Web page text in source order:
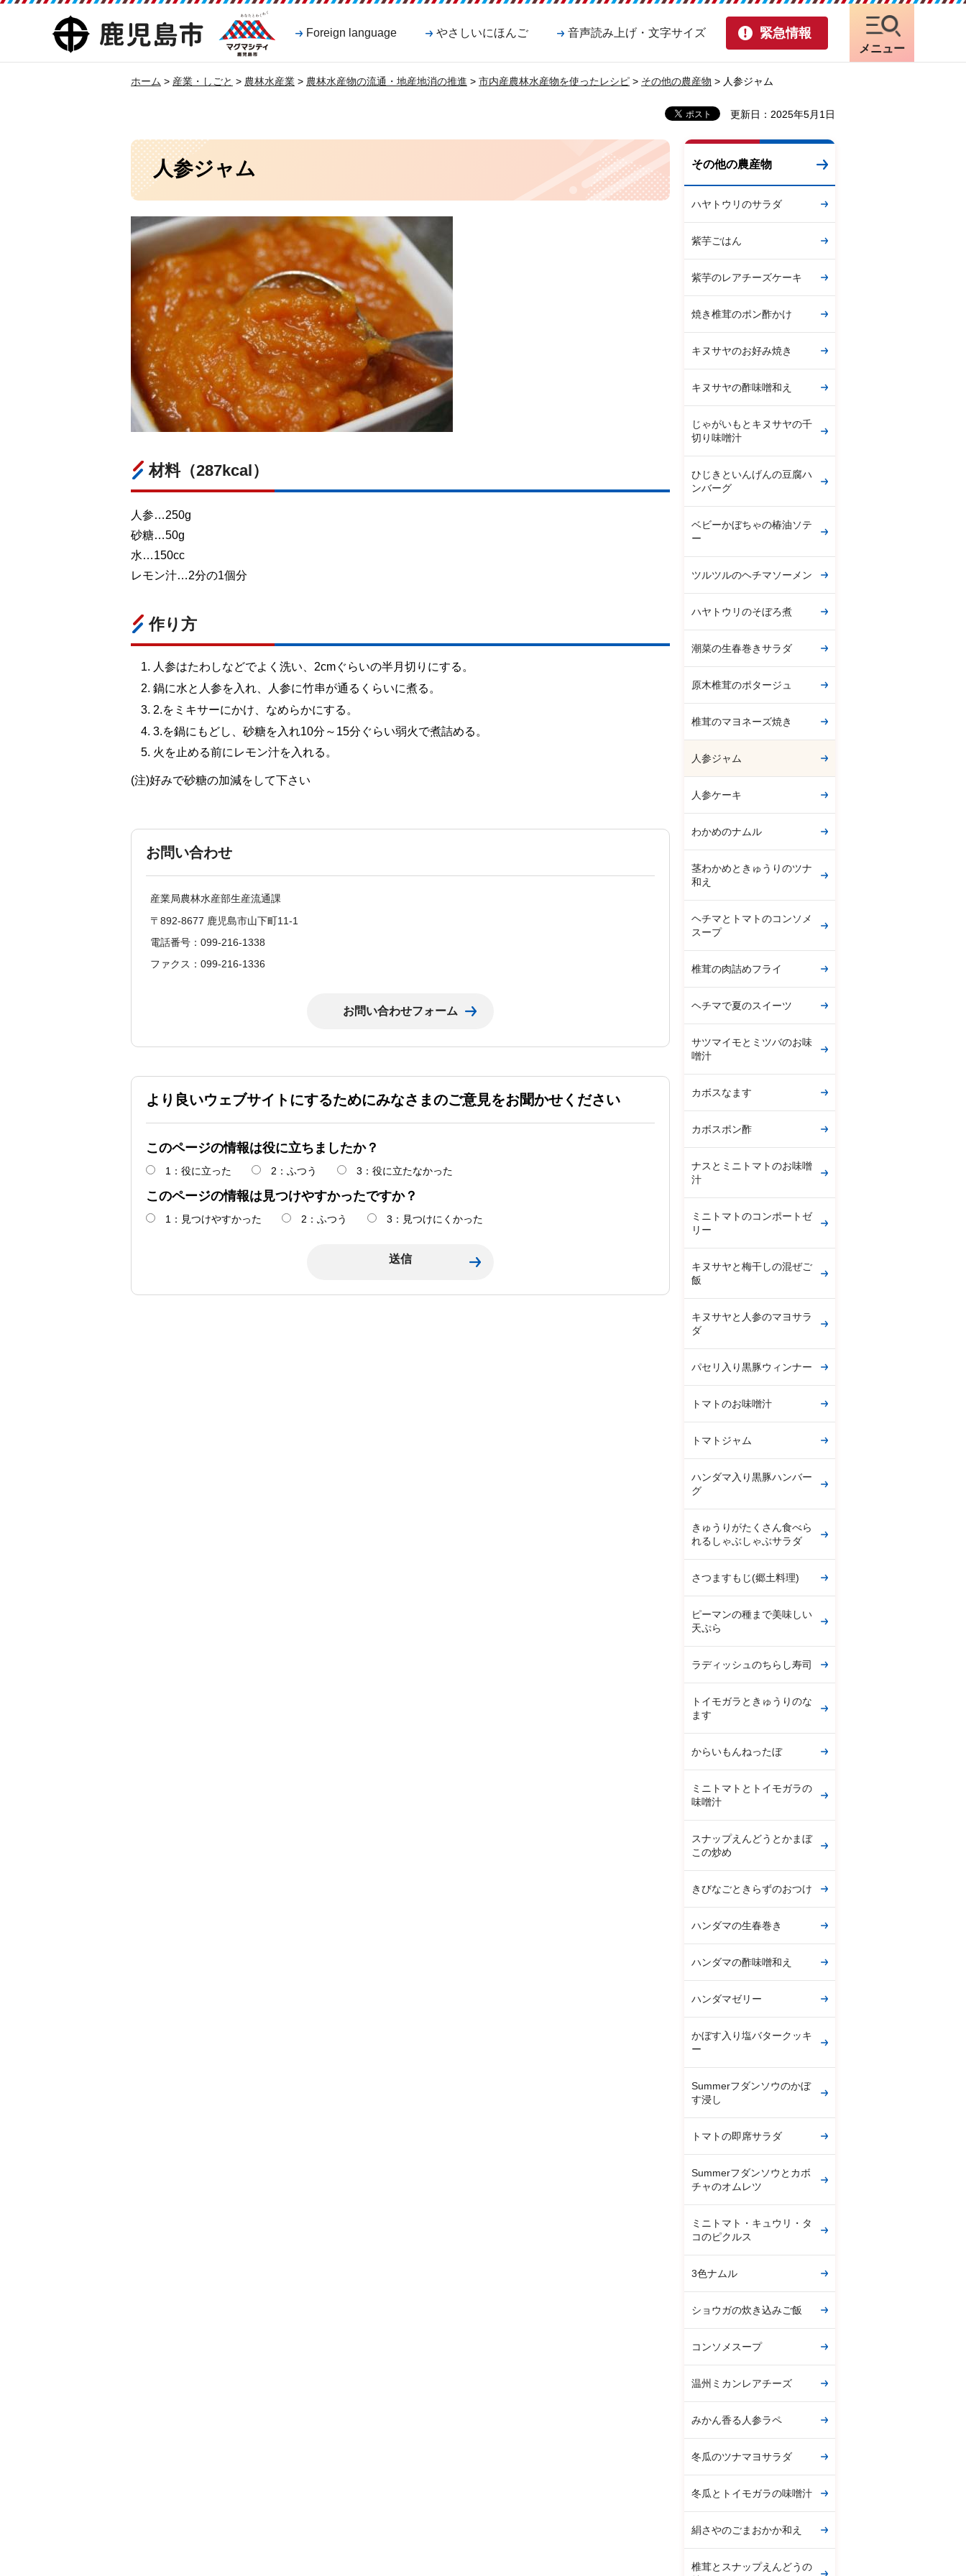
鹿児島市
マグマシティ
鹿児島市
Foreign language やさしいにほんご 音声読み上げ・文字サイズ 緊急情報
メニュー
ホーム > 産業・しごと > 農林水産業 > 農林水産物の流通・地産地消の推進 > 市内産農林水産物を使ったレシピ > その他の農産物 > 人参ジャム
更新日：2025年5月1日
人参ジャム
材料（287kcal）
人参…250g
砂糖…50g
水…150cc
レモン汁…2分の1個分
作り方
人参はたわしなどでよく洗い、2cmぐらいの半月切りにする。
鍋に水と人参を入れ、人参に竹串が通るくらいに煮る。
2.をミキサーにかけ、なめらかにする。
3.を鍋にもどし、砂糖を入れ10分～15分ぐらい弱火で煮詰める。
火を止める前にレモン汁を入れる。
(注)好みで砂糖の加減をして下さい
お問い合わせ
産業局農林水産部生産流通課
〒892-8677 鹿児島市山下町11-1
電話番号：099-216-1338
ファクス：099-216-1336
より良いウェブサイトにするためにみなさまのご意見をお聞かせください
このページの情報は役に立ちましたか？
1：役に立った 2：ふつう 3：役に立たなかった
このページの情報は見つけやすかったですか？
1：見つけやすかった 2：ふつう 3：見つけにくかった
その他の農産物
ハヤトウリのサラダ
紫芋ごはん
紫芋のレアチーズケーキ
焼き椎茸のポン酢かけ
キヌサヤのお好み焼き
キヌサヤの酢味噌和え
じゃがいもとキヌサヤの千
切り味噌汁
ひじきといんげんの豆腐ハ
ンバーグ
ベビーかぼちゃの椿油ソテ
ー
ツルツルのヘチマソーメン
ハヤトウリのそぼろ煮
潮菜の生春巻きサラダ
原木椎茸のポタージュ
椎茸のマヨネーズ焼き
人参ジャム
人参ケーキ
わかめのナムル
茎わかめときゅうりのツナ
和え
ヘチマとトマトのコンソメ
スープ
椎茸の肉詰めフライ
ヘチマで夏のスイーツ
サツマイモとミツバのお味
噌汁
カボスなます
カボスポン酢
ナスとミニトマトのお味噌
汁
ミニトマトのコンポートゼ
リー
キヌサヤと梅干しの混ぜご
飯
キヌサヤと人参のマヨサラ
ダ
パセリ入り黒豚ウィンナー
トマトのお味噌汁
トマトジャム
ハンダマ入り黒豚ハンバー
グ
きゅうりがたくさん食べら
れるしゃぶしゃぶサラダ
さつますもじ(郷土料理)
ピーマンの種まで美味しい
天ぷら
ラディッシュのちらし寿司
トイモガラときゅうりのな
ます
からいもんねったぼ
ミニトマトとトイモガラの
味噌汁
スナップえんどうとかまぼ
この炒め
きびなごときらずのおつけ
ハンダマの生春巻き
ハンダマの酢味噌和え
ハンダマゼリー
かぼす入り塩バタークッキ
ー
Summerフダンソウのかぼ
す浸し
トマトの即席サラダ
Summerフダンソウとカボ
チャのオムレツ
ミニトマト・キュウリ・タ
コのピクルス
3色ナムル
ショウガの炊き込みご飯
コンソメスープ
温州ミカンレアチーズ
みかん香る人参ラペ
冬瓜のツナマヨサラダ
冬瓜とトイモガラの味噌汁
絹さやのごまおかか和え
椎茸とスナップえんどうの